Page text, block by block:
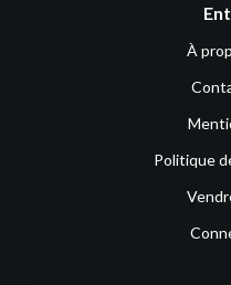
À
Politique